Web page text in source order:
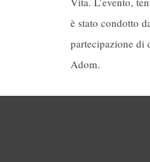
è stato condotto
partecipazione di
Adom.